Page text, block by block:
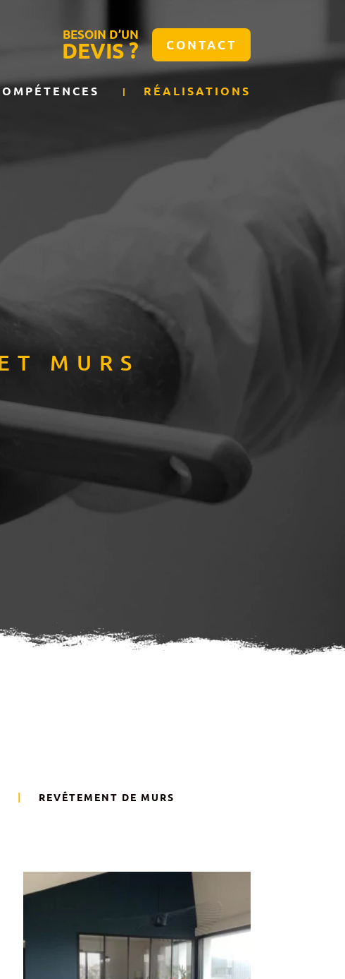
BESOIN D’UN
DEVIS ? CONTACT
RÉALISATIONS
MURS
REVÊTEMENT DE MURS